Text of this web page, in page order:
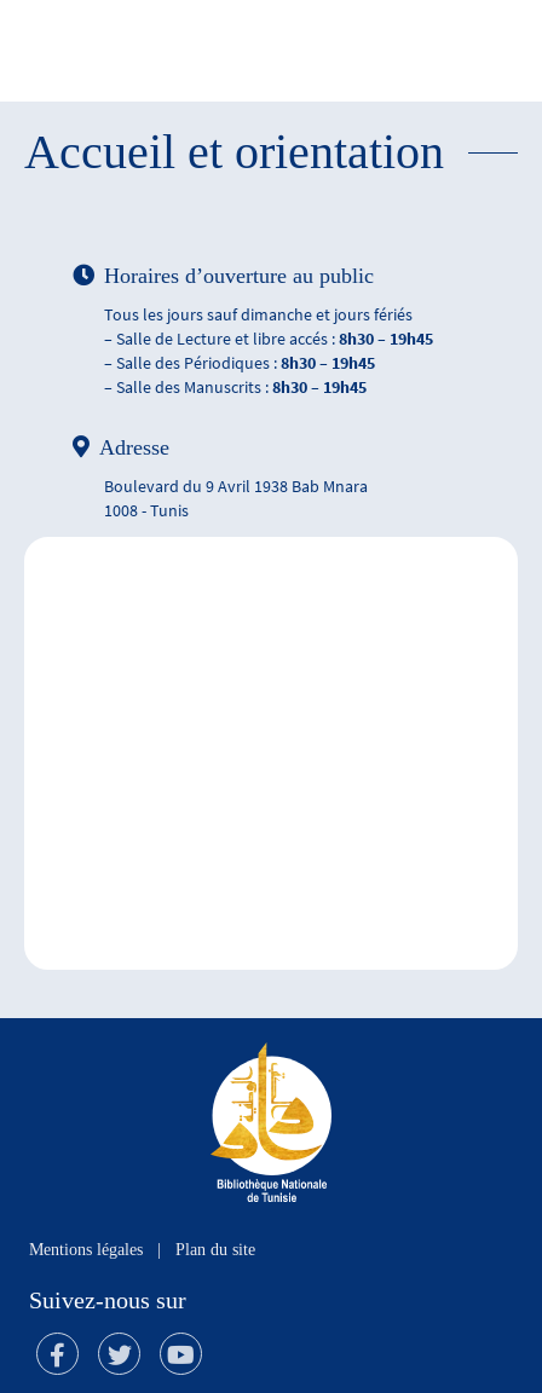
Accueil et orientation
Horaires d’ouverture au public
Tous les jours sauf dimanche et jours fériés
– Salle de Lecture et libre accés :8h30 – 19h45
– Salle des Périodiques :8h30 – 19h45
– Salle des Manuscrits :8h30 – 19h45
Adresse
Boulevard du 9 Avril 1938 Bab Mnara
1008 - Tunis
Mentions légales Plan du site
Suivez-nous sur